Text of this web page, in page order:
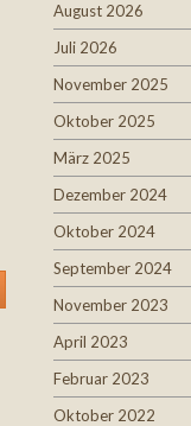
August 2026
Juli 2026
November 2025
Oktober 2025
März 2025
Dezember 2024
Oktober 2024
September 2024
November 2023
April 2023
Februar 2023
Oktober 2022